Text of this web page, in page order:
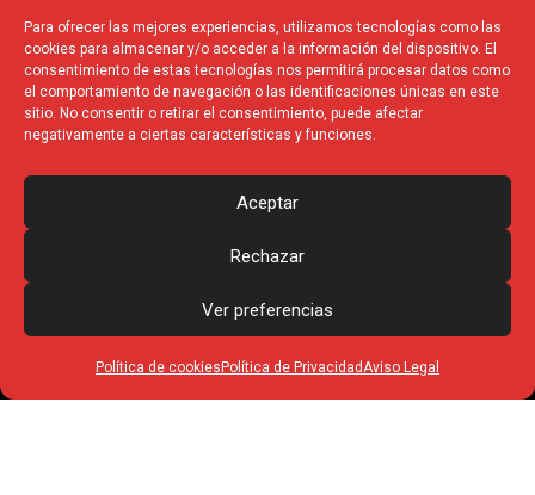
Para ofrecer las mejores experiencias, utilizamos tecnologías como las
cookies para almacenar y/o acceder a la información del dispositivo. El
consentimiento de estas tecnologías nos permitirá procesar datos como
el comportamiento de navegación o las identificaciones únicas en este
sitio. No consentir o retirar el consentimiento, puede afectar
negativamente a ciertas características y funciones.
Aceptar
Rechazar
Ver preferencias
Política de cookies Política de PrivacidadAviso Legal
l
o
p
e
b
o
o
k
i
t
t
e
r
a
g
r
a
m
Unión Europea – NextGenerationEU